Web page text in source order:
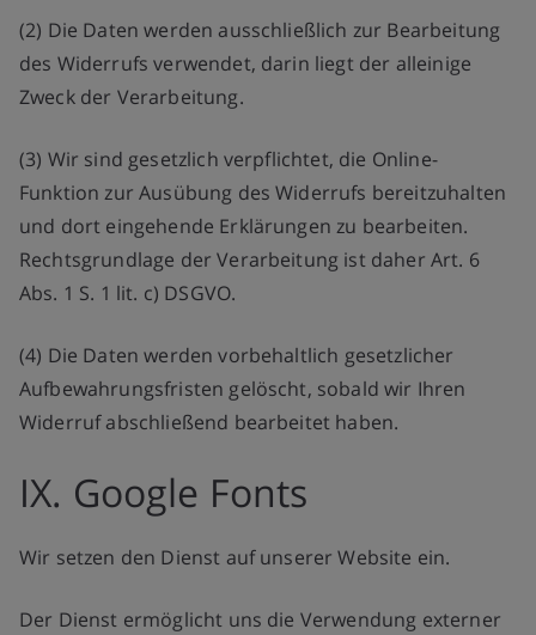
(2) Die Daten werden ausschließlich zur Bearbeitung
des Widerrufs verwendet, darin liegt der alleinige
Zweck der Verarbeitung.
(3) Wir sind gesetzlich verpflichtet, die Online-
Funktion zur Ausübung des Widerrufs bereitzuhalten
und dort eingehende Erklärungen zu bearbeiten.
Rechtsgrundlage der Verarbeitung ist daher Art. 6
Abs. 1 S. 1 lit. c) DSGVO.
(4) Die Daten werden vorbehaltlich gesetzlicher
Aufbewahrungsfristen gelöscht, sobald wir Ihren
Widerruf abschließend bearbeitet haben.
IX. Google Fonts
Wir setzen den Dienst auf unserer Website ein.
Der Dienst ermöglicht uns die Verwendung externer